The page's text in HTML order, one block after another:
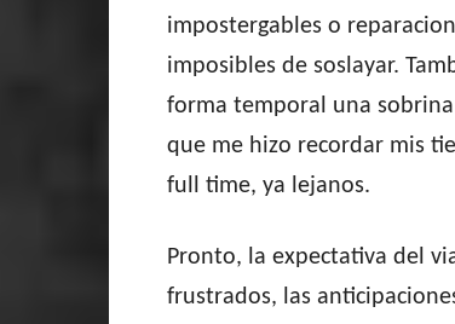
impostergables o
imposibles de soslayar.
forma temporal una
que me hizo recordar mis
full time, ya lejanos.
Pronto, la expectativa del
frustrados, las